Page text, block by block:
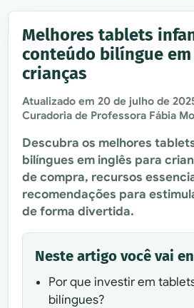
Melhores tablets
conteúdo bilíngue
crianças
Atualizado em20 de julho de
Curadoria de Professora Fábia
Descubra os melhores
bilíngues em inglês para
de compra, recursos
recomendações para
de forma divertida.
Neste artigo você vai
Por que investir em
bilíngues?